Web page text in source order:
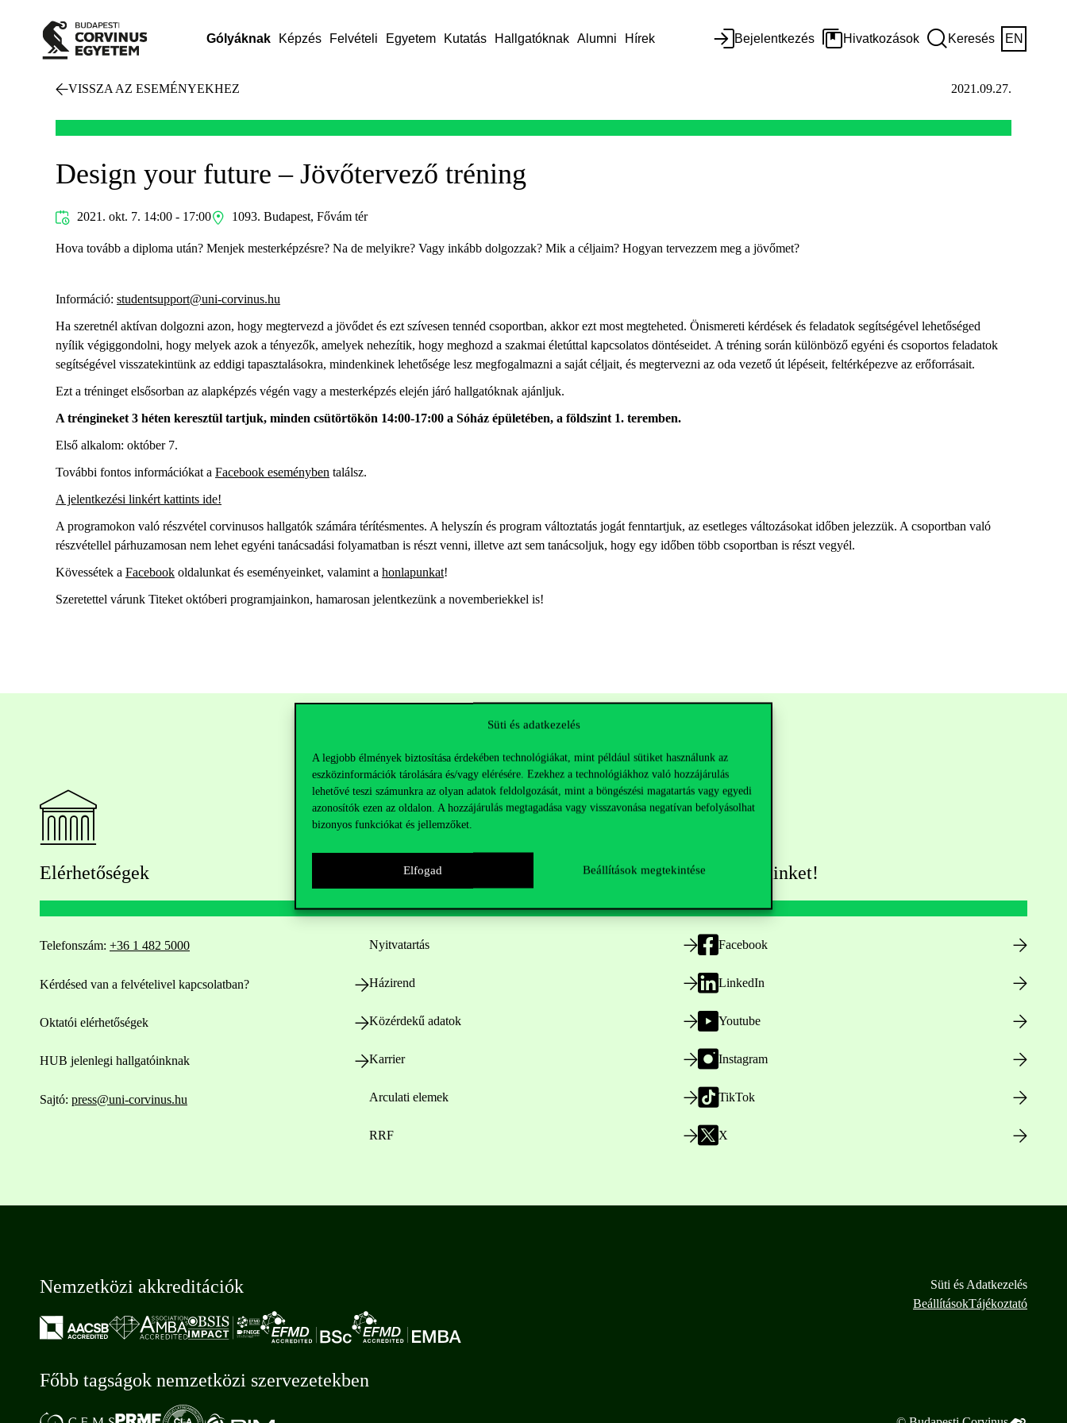
Süti és adatkezelés
A legjobb élmények biztosítása érdekében technológiákat, mint például sütiket használunk az
eszközinformációk tárolására és/vagy elérésére. Ezekhez a technológiákhoz való hozzájárulás
lehetővé teszi számunkra az olyan adatok feldolgozását, mint a böngészési magatartás vagy egyedi
azonosítók ezen az oldalon. A hozzájárulás megtagadása vagy visszavonása negatívan befolyásolhat
bizonyos funkciókat és jellemzőket.
Elfogad Beállítások megtekintése
Gólyáknak Képzés Felvételi Egyetem Kutatás Hallgatóknak Alumni Hírek Bejelentkezés Hivatkozások Keresés EN
VISSZA AZ ESEMÉNYEKHEZ 2021.09.27.
Design your future – Jövőtervező tréning
2021. okt. 7. 14:00 - 17:00 1093. Budapest, Fővám tér
Hova tovább a diploma után? Menjek mesterképzésre? Na de melyikre? Vagy inkább dolgozzak? Mik a céljaim? Hogyan tervezzem meg a jövőmet?
Információ: studentsupport@uni-corvinus.hu
Ha szeretnél aktívan dolgozni azon, hogy megtervezd a jövődet és ezt szívesen tennéd csoportban, akkor ezt most megteheted. Önismereti kérdések és feladatok segítségével lehetőséged
nyílik végiggondolni, hogy melyek azok a tényezők, amelyek nehezítik, hogy meghozd a szakmai életúttal kapcsolatos döntéseidet. A tréning során különböző egyéni és csoportos feladatok
segítségével visszatekintünk az eddigi tapasztalásokra, mindenkinek lehetősége lesz megfogalmazni a saját céljait, és megtervezni az oda vezető út lépéseit, feltérképezve az erőforrásait.
Ezt a tréninget elsősorban az alapképzés végén vagy a mesterképzés elején járó hallgatóknak ajánljuk.
A tréngineket 3 héten keresztül tartjuk, minden csütörtökön 14:00-17:00 a Sóház épületében, a földszint 1. teremben.
Első alkalom: október 7.
További fontos információkat a Facebook eseményben találsz.
A jelentkezési linkért kattints ide!
A programokon való részvétel corvinusos hallgatók számára térítésmentes. A helyszín és program változtatás jogát fenntartjuk, az esetleges változásokat időben jelezzük. A csoportban való
részvétellel párhuzamosan nem lehet egyéni tanácsadási folyamatban is részt venni, illetve azt sem tanácsoljuk, hogy egy időben több csoportban is részt vegyél.
Kövessétek a Facebook oldalunkat és eseményeinket, valamint a honlapunkat!
Szeretettel várunk Titeket októberi programjainkon, hamarosan jelentkezünk a novemberiekkel is!
Elérhetőségek
Telefonszám: +36 1 482 5000
Kérdésed van a felvételivel kapcsolatban?
Oktatói elérhetőségek
HUB jelenlegi hallgatóinknak
Sajtó: press@uni-corvinus.hu
Hasznos linkek
Nyitvatartás
Házirend
Közérdekű adatok
Karrier
Arculati elemek
RRF
Kövess minket!
Facebook
LinkedIn
Youtube
Instagram
TikTok
X
Nemzetközi akkreditációk
Főbb tagságok nemzetközi szervezetekben
Süti és Adatkezelés
BeállításokTájékoztató